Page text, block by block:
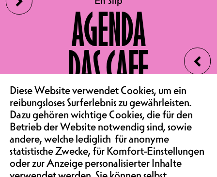
‹
AGENDA
DAS CAFE
VEREIN & COMMUNITY
SAALMIETE
25.10.2024
DONATIENNE AMANN : “EN
SLIP”
KONZERTSAAL | COMEDY
MEMBER 18.-,
NORMALPREIS 23.-,
SOLIPREIS 33.-
AFTERPARTY IM OSTFLÜGEL
: LE KARAOKÉ DE REA
Diese erste Aufführung von
Donatienne Amann ist ein schöner
Diese Website verwendet Cookies, um ein
reibungsloses Surferlebnis zu gewährleisten.
Dazu gehören wichtige Cookies, die für den
Betrieb der Website notwendig sind, sowie
andere, welche lediglich für anonyme
statistische Zwecke, für Komfort-Einstellungen
oder zur Anzeige personalisierter Inhalte